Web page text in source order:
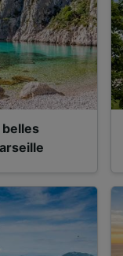
belles